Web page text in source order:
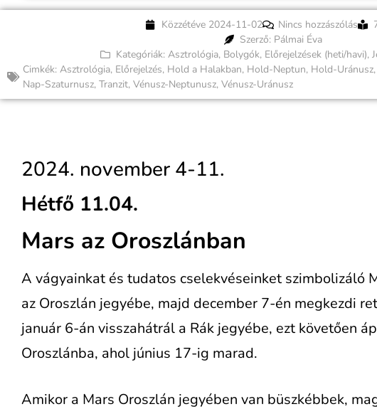
Közzétéve 2024-11-02 Nincs hozzászólás
Szerző: Pálmai Éva
Kategóriák: Asztrológia, Bolygók, Előrejelzések (heti/havi),
Cimkék: Asztrológia, Előrejelzés, Hold a Halakban, Hold-Neptun, Hold-Uránusz,
Nap-Szaturnusz, Tranzit, Vénusz-Neptunusz, Vénusz-Uránusz
2024. november 4-11.
Hétfő 11.04.
Mars az Oroszlánban
A vágyainkat és tudatos cselekvéseinket szimbolizáló
az Oroszlán jegyébe, majd december 7-én megkezdi
január 6-án visszahátrál a Rák jegyébe, ezt követően
Oroszlánba, ahol június 17-ig marad.
Amikor a Mars Oroszlán jegyében van büszkébbek,